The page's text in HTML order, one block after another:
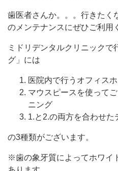
歯医者さんか。。。行きたく
のメンテナンスにぜひご利用
ミドリデンタルクリニックで
グ」には
医院内で行うオフィス
マウスピースを使って
ニング
1.と2.の両方を合わせ
の3種類がございます。
※歯の象牙質によってホワイ